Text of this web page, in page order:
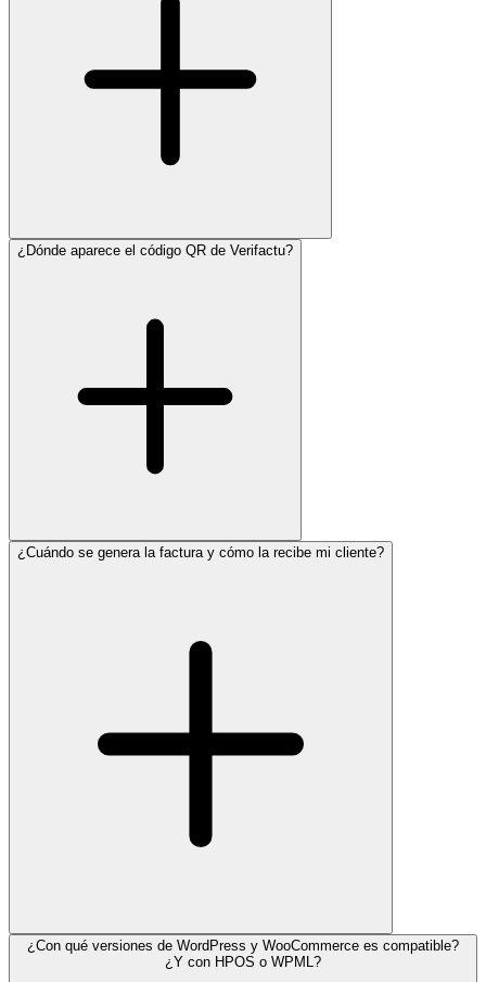
¿Dónde aparece el código QR de Verifactu?
¿Cuándo se genera la factura y cómo la recibe mi cliente?
¿Con qué versiones de WordPress y WooCommerce es compatible?
¿Y con HPOS o WPML?